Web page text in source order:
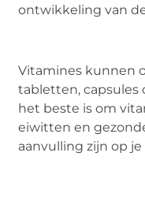
ontwikkeling van
Vitamines kunnen
tabletten, capsules
het beste is om
eiwitten en
aanvulling zijn op